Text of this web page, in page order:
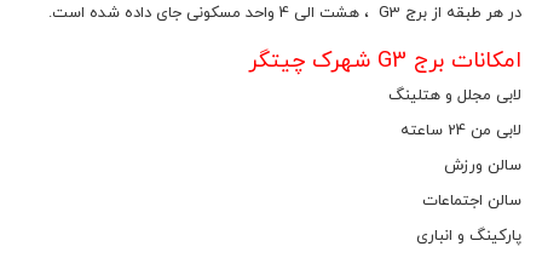
در هر طبقه از برج G3 ، هشت الی 4 واحد مسکونی جای داده شده است.
امکانات برج G3 شهرک چیتگر
لابی مجلل و هتلینگ
لابی من 24 ساعته
سالن ورزش
سالن اجتماعات
پارکینگ و انباری